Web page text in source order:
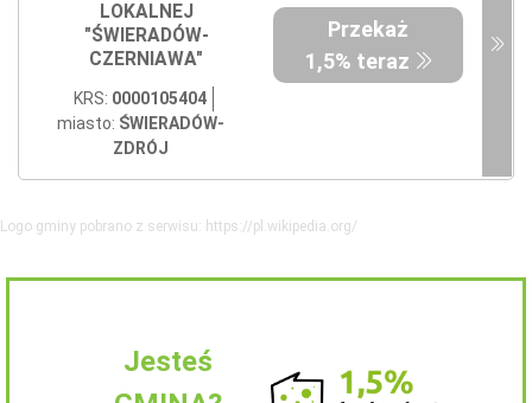
LOKALNEJ
"ŚWIERADÓW-
CZERNIAWA"
KRS: 0000105404
miasto: ŚWIERADÓW-
ZDRÓJ
Przekaż
1,5% teraz
Logo gminy pobrano z serwisu: https://pl.wikipedia.org/
Jesteś